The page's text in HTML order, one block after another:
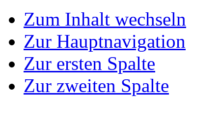
Zum Inhalt wechseln
Zur Hauptnavigation
Zur ersten Spalte
Zur zweiten Spalte